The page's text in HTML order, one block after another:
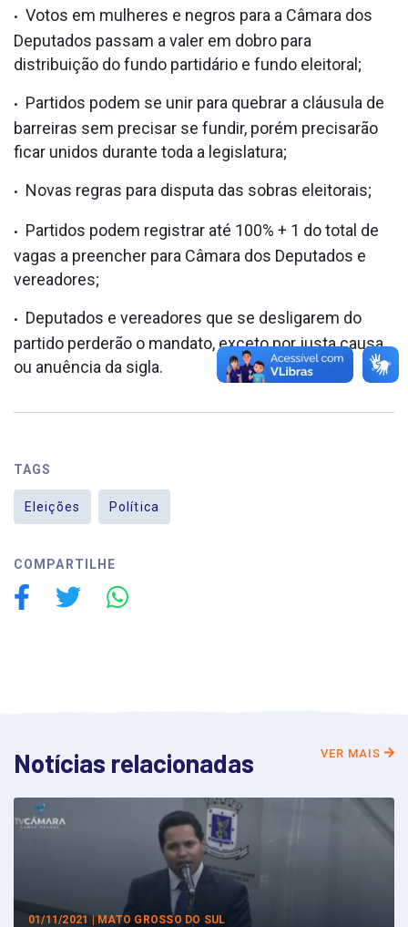
Votos em mulheres e negros para a Câmara dos
Deputados passam a valer em dobro para
distribuição do fundo partidário e fundo eleitoral;
Partidos podem se unir para quebrar a cláusula de
barreiras sem precisar se fundir, porém precisarão
ficar unidos durante toda a legislatura;
Novas regras para disputa das sobras eleitorais;
Partidos podem registrar até 100% + 1 do total de
vagas a preencher para Câmara dos Deputados e
vereadores;
Deputados e vereadores que se desligarem do
partido perderão o mandato, exceto por justa causa
ou anuência da sigla.
TAGS
Eleições Política
COMPARTILHE
Notícias relacionadas VER MAIS
01/11/2021 | MATO GROSSO DO SUL